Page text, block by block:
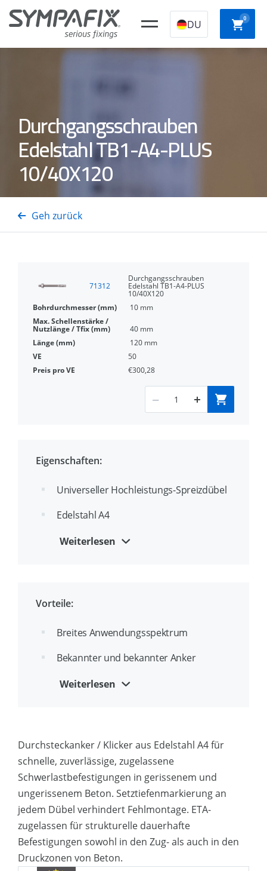
DU 0
Isolierungsdornen
Durchgangsschrauben
Edelstahl TB1-A4-PLUS
10/40X120
Geh zurück
71312
Durchgangsschrauben
Edelstahl TB1-A4-PLUS
10/40X120
10 mm
40 mm
120 mm
50
€300,28
Eigenschaften:
Universeller Hochleistungs-Spreizdübel
Edelstahl A4
ETA-Zulassung Option 1 für gerissenen
Durchgehendes Gewinde zur
Weiterlesen
Vorteile:
Breites Anwendungsspektrum
Bekannter und bekannter Anker
Optimierter Kegel für einfache
Belastungen
Weiterlesen
Durchsteckanker / Klicker aus Edelstahl A4 für
schnelle, zuverlässige, zugelassene
Schwerlastbefestigungen in gerissenem und
ungerissenem Beton. Setztiefenmarkierung an
jedem Dübel verhindert Fehlmontage. ETA-
zugelassen für strukturelle dauerhafte
Befestigungen sowohl in den Zug- als auch in den
Druckzonen von Beton.